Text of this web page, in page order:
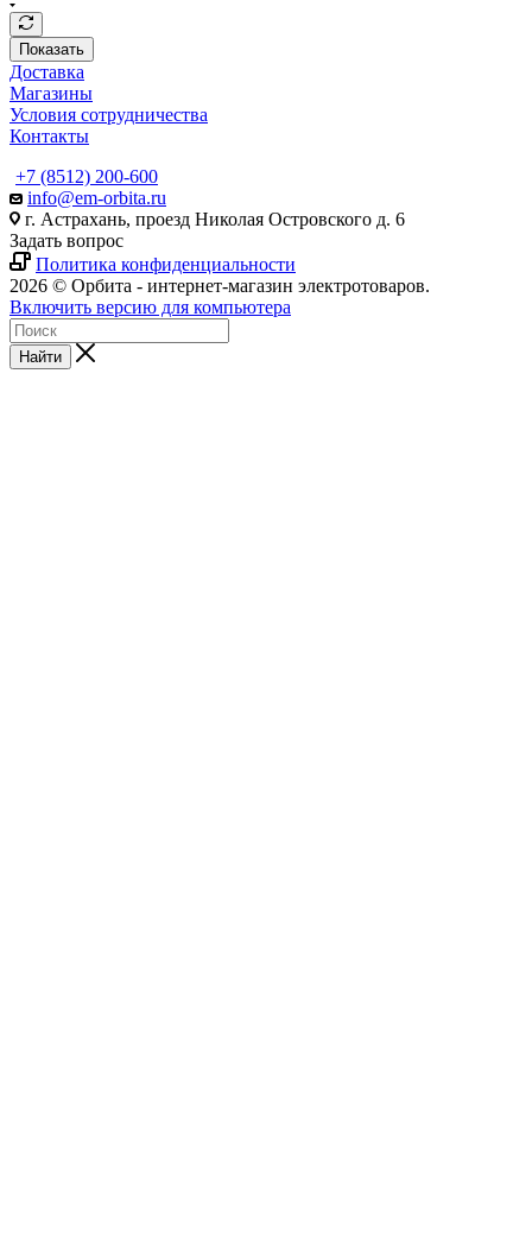
Показать
Доставка
Магазины
Условия сотрудничества
Контакты
+7 (8512) 200-600
info@em-orbita.ru
г. Астрахань, проезд Николая Островского д. 6
Задать вопрос
Политика конфиденциальности
2026 © Орбита - интернет-магазин электротоваров.
Включить версию для компьютера
Найти